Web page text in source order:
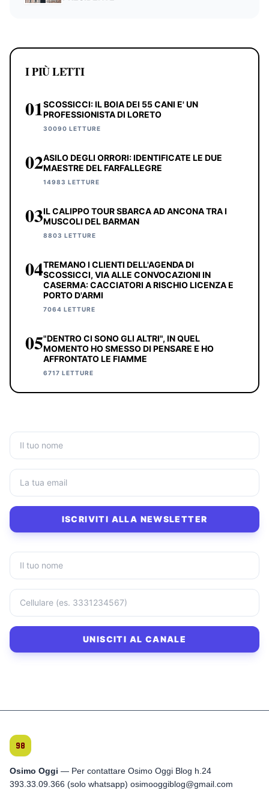
I PIÙ LETTI
01SCOSSICCI: IL BOIA DEI 55 CANI E' UN
PROFESSIONISTA DI LORETO
30090 LETTURE
02ASILO DEGLI ORRORI: IDENTIFICATE LE DUE
MAESTRE DEL FARFALLEGRE
14983 LETTURE
03IL CALIPPO TOUR SBARCA AD ANCONA TRA I
MUSCOLI DEL BARMAN
8803 LETTURE
04TREMANO I CLIENTI DELL'AGENDA DI
SCOSSICCI, VIA ALLE CONVOCAZIONI IN
CASERMA: CACCIATORI A RISCHIO LICENZA E
PORTO D'ARMI
7064 LETTURE
05"DENTRO CI SONO GLI ALTRI", IN QUEL
MOMENTO HO SMESSO DI PENSARE E HO
AFFRONTATO LE FIAMME
6717 LETTURE
ISCRIVITI ALLA NEWSLETTER
UNISCITI AL CANALE
Osimo Oggi — Per contattare Osimo Oggi Blog h.24
393.33.09.366 (solo whatsapp) osimooggiblog@gmail.com